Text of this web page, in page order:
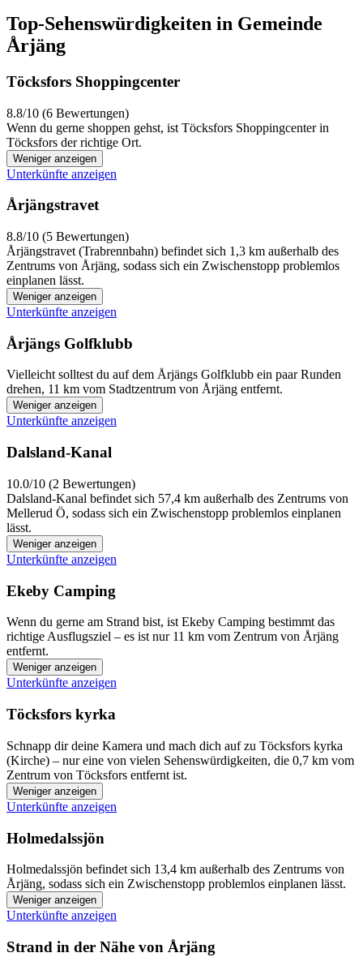
Top-Sehenswürdigkeiten in Gemeinde
Årjäng
Töcksfors Shoppingcenter
8.8/10 (6 Bewertungen)
Wenn du gerne shoppen gehst, ist Töcksfors Shoppingcenter in
Töcksfors der richtige Ort.
Weniger anzeigen
Unterkünfte anzeigen
Årjängstravet
8.8/10 (5 Bewertungen)
Årjängstravet (Trabrennbahn) befindet sich 1,3 km außerhalb des
Zentrums von Årjäng, sodass sich ein Zwischenstopp problemlos
einplanen lässt.
Weniger anzeigen
Unterkünfte anzeigen
Årjängs Golfklubb
Vielleicht solltest du auf dem Årjängs Golfklubb ein paar Runden
drehen, 11 km vom Stadtzentrum von Årjäng entfernt.
Weniger anzeigen
Unterkünfte anzeigen
Dalsland-Kanal
10.0/10 (2 Bewertungen)
Dalsland-Kanal befindet sich 57,4 km außerhalb des Zentrums von
Mellerud Ö, sodass sich ein Zwischenstopp problemlos einplanen
lässt.
Weniger anzeigen
Unterkünfte anzeigen
Ekeby Camping
Wenn du gerne am Strand bist, ist Ekeby Camping bestimmt das
richtige Ausflugsziel – es ist nur 11 km vom Zentrum von Årjäng
entfernt.
Weniger anzeigen
Unterkünfte anzeigen
Töcksfors kyrka
Schnapp dir deine Kamera und mach dich auf zu Töcksfors kyrka
(Kirche) – nur eine von vielen Sehenswürdigkeiten, die 0,7 km vom
Zentrum von Töcksfors entfernt ist.
Weniger anzeigen
Unterkünfte anzeigen
Holmedalssjön
Holmedalssjön befindet sich 13,4 km außerhalb des Zentrums von
Årjäng, sodass sich ein Zwischenstopp problemlos einplanen lässt.
Weniger anzeigen
Unterkünfte anzeigen
Strand in der Nähe von Årjäng